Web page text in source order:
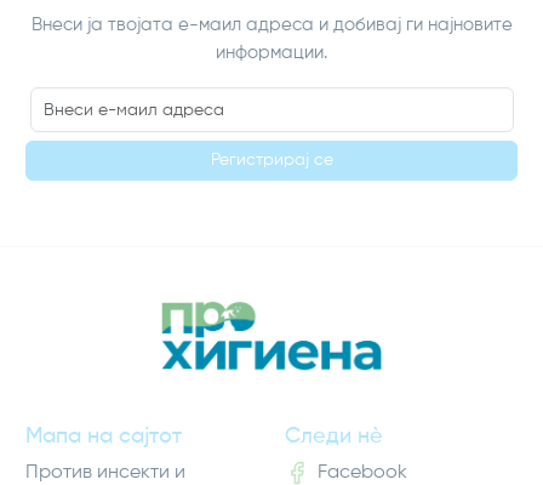
Внеси ја твојата е-маил адреса и добивај ги најновите
информации.
Регистрирај се
Мапа на сајтот
Против инсекти и
Следи нè
Facebook